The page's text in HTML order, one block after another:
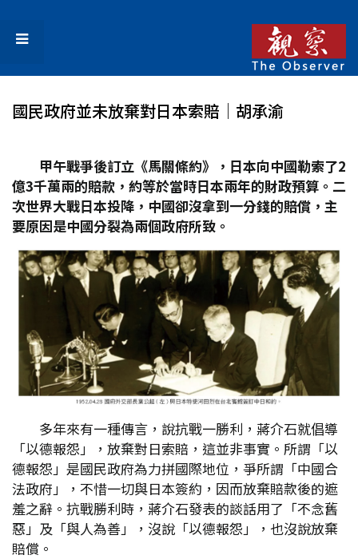
國民政府並未放棄對日本索賠│胡承渝
甲午戰爭後訂立《馬關條約》，日本向中國勒索了2
億3千萬兩的賠款，約等於當時日本兩年的財政預算。二
次世界大戰日本投降，中國卻沒拿到一分錢的賠償，主
要原因是中國分裂為兩個政府所致。
多年來有一種傳言，說抗戰一勝利，蔣介石就倡導
「以德報怨」，放棄對日索賠，這並非事實。所謂「以
德報怨」是國民政府為力拼國際地位，爭所謂「中國合
法政府」，不惜一切與日本簽約，因而放棄賠款後的遮
羞之辭。抗戰勝利時，蔣介石發表的談話用了「不念舊
惡」及「與人為善」，沒說「以德報怨」，也沒說放棄
賠償。